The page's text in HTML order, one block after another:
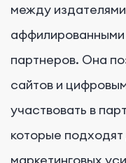
между
партнеров. Она
сайтов и
участвовать в
которые
маркетинговых